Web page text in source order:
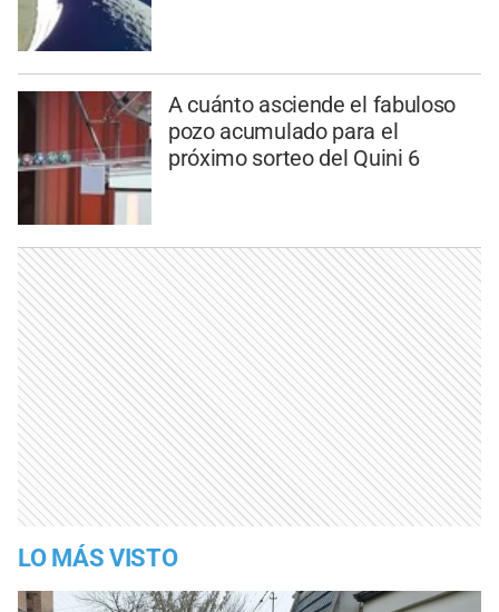
A cuánto asciende el fabuloso
pozo acumulado para el
próximo sorteo del Quini 6
LO MÁS VISTO